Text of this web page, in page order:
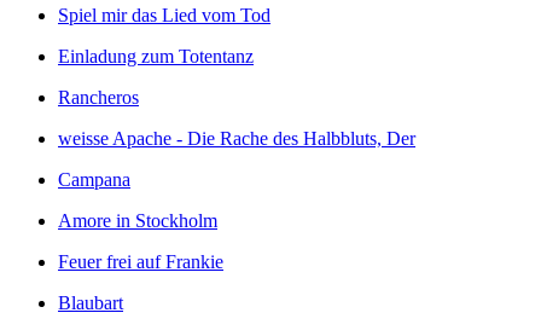
Spiel mir das Lied vom Tod
Einladung zum Totentanz
Rancheros
weisse Apache - Die Rache des Halbbluts, Der
Campana
Amore in Stockholm
Feuer frei auf Frankie
Blaubart